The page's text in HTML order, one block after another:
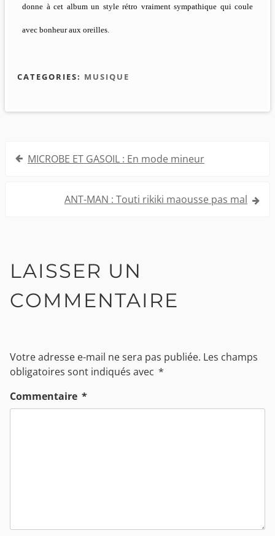
donne à cet album un style rétro vraiment sympathique qui coule
avec bonheur aux oreilles.
CATEGORIES: MUSIQUE
Navigation
MICROBE ET GASOIL : En mode mineur
ANT-MAN : Touti rikiki maousse pas mal
LAISSER UN
COMMENTAIRE
Votre adresse e-mail ne sera pas publiée. Les champs
obligatoires sont indiqués avec *
Commentaire *